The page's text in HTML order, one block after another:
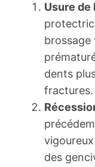
Usure de
brossage
dents
fractures.
des